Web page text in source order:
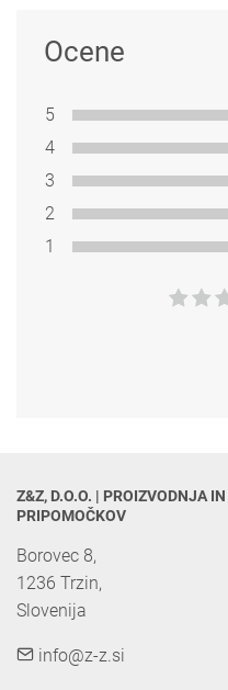
Ocene
5
4
3
2
1
Z&Z, D.O.O. | PROIZVODNJA
PRIPOMOČKOV
Borovec 8,
1236 Trzin,
Slovenija
info@z-z.si